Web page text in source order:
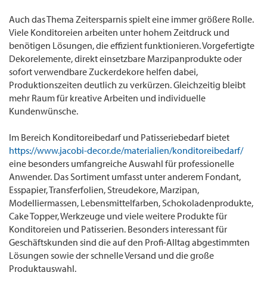
Auch das Thema Zeitersparnis spielt eine immer größere Rolle.
Viele Konditoreien arbeiten unter hohem Zeitdruck und
benötigen Lösungen, die effizient funktionieren. Vorgefertigte
Dekorelemente, direkt einsetzbare Marzipanprodukte oder
sofort verwendbare Zuckerdekore helfen dabei,
Produktionszeiten deutlich zu verkürzen. Gleichzeitig bleibt
mehr Raum für kreative Arbeiten und individuelle
Kundenwünsche.
Im Bereich Konditoreibedarf und Patisseriebedarf bietet
https://www.jacobi-decor.de/materialien/konditoreibedarf/
eine besonders umfangreiche Auswahl für professionelle
Anwender. Das Sortiment umfasst unter anderem Fondant,
Esspapier, Transferfolien, Streudekore, Marzipan,
Modelliermassen, Lebensmittelfarben, Schokoladenprodukte,
Cake Topper, Werkzeuge und viele weitere Produkte für
Konditoreien und Patisserien. Besonders interessant für
Geschäftskunden sind die auf den Profi-Alltag abgestimmten
Lösungen sowie der schnelle Versand und die große
Produktauswahl.